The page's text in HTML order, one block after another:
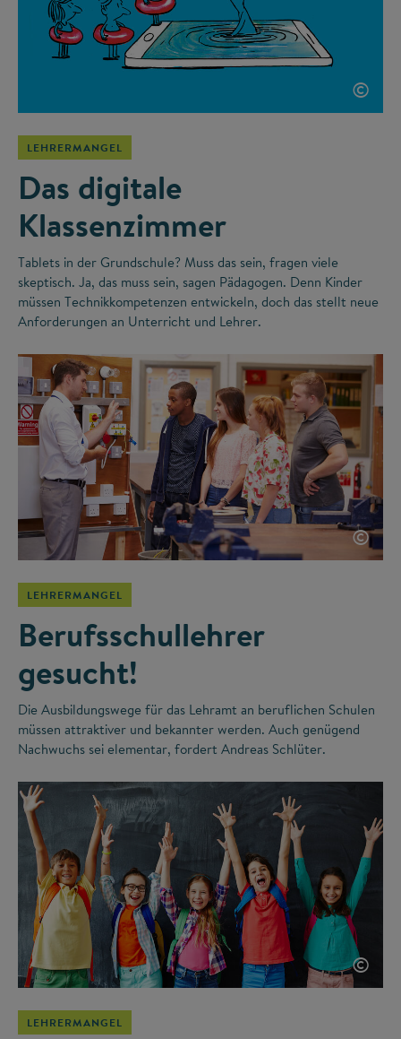
©
LEHRERMANGEL
Das digitale
Klassenzimmer
Tablets in der Grundschule? Muss das sein, fragen viele
skeptisch. Ja, das muss sein, sagen Pädagogen. Denn Kinder
müssen Technikkompetenzen entwickeln, doch das stellt neue
Anforderungen an Unterricht und Lehrer.
©
LEHRERMANGEL
Berufsschullehrer
gesucht!
Die Ausbildungswege für das Lehramt an beruflichen Schulen
müssen attraktiver und bekannter werden. Auch genügend
Nachwuchs sei elementar, fordert Andreas Schlüter.
©
LEHRERMANGEL